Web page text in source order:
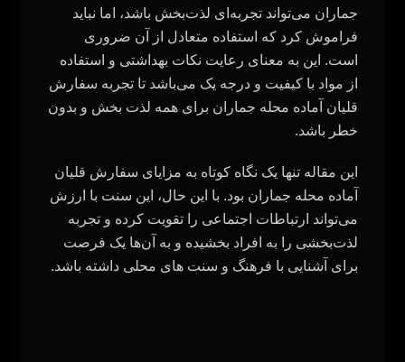
جماران می‌تواند تجربه‌ای لذت‌بخش باشد، اما نباید
فراموش کرد که استفاده متعادل از آن ضروری
است. این به معنای رعایت نکات بهداشتی و استفاده
از مواد با کیفیت و درجه یک می‌باشد تا تجربه سفارش
قلیان آماده محله جماران برای همه لذت بخش و بدون
خطر باشد.
این مقاله تنها یک نگاه کوتاه به مزایای سفارش قلیان
آماده محله جماران بود. با این حال، این سنت با ارزش
می‌تواند ارتباطات اجتماعی را تقویت کرده و تجربه
لذت‌بخشی را به افراد بخشیده و به آن‌ها یک فرصت
برای آشنایی با فرهنگ و سنت‌ های محلی داشته باشد.